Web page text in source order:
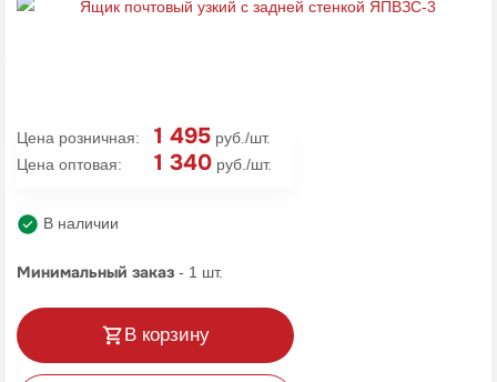
Цена розничная: 1 495 руб./шт.
Цена оптовая:
1 340 руб./шт.
В наличии
Минимальный заказ - 1 шт.
В корзину